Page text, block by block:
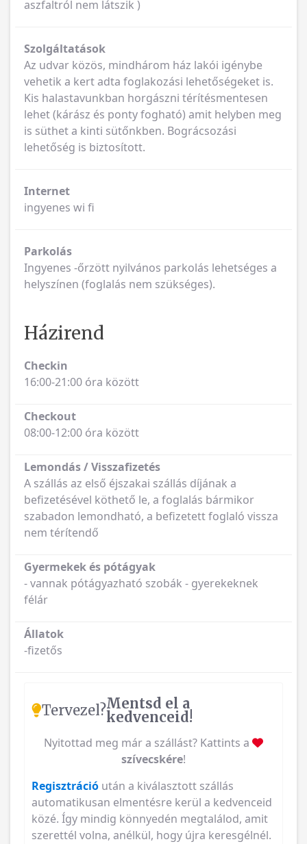
aszfaltról nem látszik )
Szolgáltatások
Az udvar közös, mindhárom ház lakói igénybe
vehetik a kert adta foglakozási lehetőségeket is.
Kis halastavunkban horgászni térítésmentesen
lehet (kárász és ponty fogható) amit helyben meg
is süthet a kinti sütőnkben. Bográcsozási
lehetőség is biztosított.
Internet
ingyenes wi fi
Parkolás
Ingyenes -őrzött nyilvános parkolás lehetséges a
helyszínen (foglalás nem szükséges).
Házirend
Checkin
16:00-21:00 óra között
Checkout
08:00-12:00 óra között
Lemondás / Visszafizetés
A szállás az első éjszakai szállás díjának a
befizetésével köthető le, a foglalás bármikor
szabadon lemondható, a befizetett foglaló vissza
nem térítendő
Gyermekek és pótágyak
- vannak pótágyazható szobák - gyerekeknek
félár
Állatok
-fizetős
Tervezel?Mentsd el a
kedvenceid!
Nyitottad meg már a szállást? Kattints a
szívecskére!
Regisztráció után a kiválasztott szállás
automatikusan elmentésre kerül a kedvenceid
közé. Így mindig könnyedén megtalálod, amit
szerettél volna, anélkül, hogy újra keresgélnél.